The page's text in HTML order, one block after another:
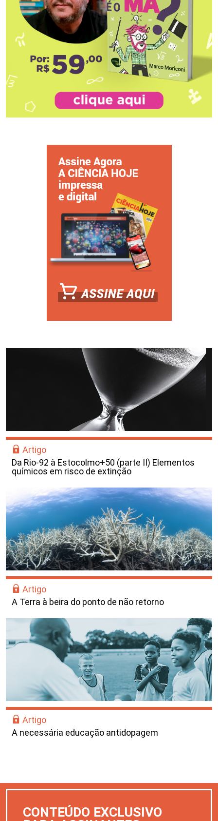
Artigo
Da Rio-92 à Estocolmo+50 (parte II) Elementos
químicos em risco de extinção
Artigo
A Terra à beira do ponto de não retorno
Artigo
A necessária educação antidopagem
CONTEÚDO EXCLUSIVO